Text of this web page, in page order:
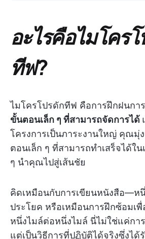
อะไรคือไมโคร
ทีฟ?
ไมโครโปรดักทีฟ คือการฝึกฝนการ
ขั้นตอนเล็ก ๆ ที่สามารถจัดการได้
โครงการเป็นภาระงานใหญ่ คุณมุ่
ตอนเล็ก ๆ ที่สามารถทำเสร็จได้ใ
ๆ นำคุณไปสู่เส้นชัย
คิดเหมือนกับการเขียนหนังสือ—ห
ประโยค หรือเหมือนการฝึกซ้อมเ
หนึ่งไมล์ต่อหนึ่งไมล์ นี่ไม่ใช่แค่กา
แต่เป็นวิธีการที่ปฏิบัติได้จริงซึ่งได้